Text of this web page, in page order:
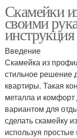
Скамейки
своими
инструкция
Введение
Скамейка из
стильное решение
квартиры. Такая
металла и
вариантом для
сделать скамейку
используя